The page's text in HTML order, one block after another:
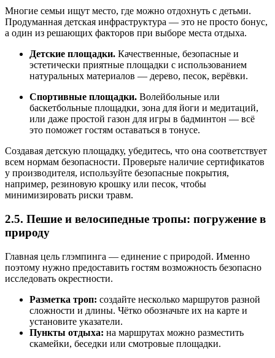
Многие семьи ищут место, где можно отдохнуть с детьми.
Продуманная детская инфраструктура — это не просто бонус,
а один из решающих факторов при выборе места отдыха.
Детские площадки. Качественные, безопасные и
эстетически приятные площадки с использованием
натуральных материалов — дерево, песок, верёвки.
Спортивные площадки. Волейбольные или
баскетбольные площадки, зона для йоги и медитаций,
или даже простой газон для игры в бадминтон — всё
это поможет гостям оставаться в тонусе.
Создавая детскую площадку, убедитесь, что она соответствует
всем нормам безопасности. Проверьте наличие сертификатов
у производителя, используйте безопасные покрытия,
например, резиновую крошку или песок, чтобы
минимизировать риски травм.
2.5. Пешие и велосипедные тропы: погружение в
природу
Главная цель глэмпинга — единение с природой. Именно
поэтому нужно предоставить гостям возможность безопасно
исследовать окрестности.
Разметка троп: создайте несколько маршрутов разной
сложности и длины. Чётко обозначьте их на карте и
установите указатели.
Пункты отдыха: на маршрутах можно разместить
скамейки, беседки или смотровые площадки.